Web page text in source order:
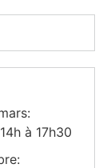
à 17h30